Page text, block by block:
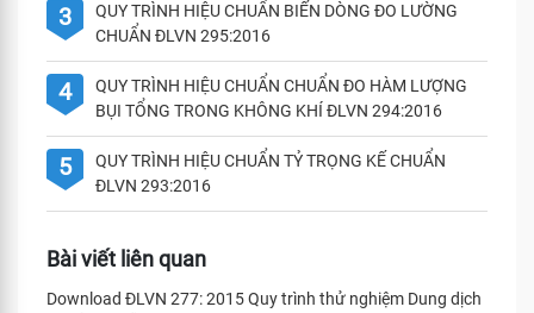
3
QUY TRÌNH HIỆU CHUẨN BIẾN DÒNG ĐO LƯỜNG
CHUẨN ĐLVN 295:2016
4
QUY TRÌNH HIỆU CHUẨN CHUẨN ĐO HÀM LƯỢNG
BỤI TỔNG TRONG KHÔNG KHÍ ĐLVN 294:2016
5
QUY TRÌNH HIỆU CHUẨN TỶ TRỌNG KẾ CHUẨN
ĐLVN 293:2016
Bài viết liên quan
Download ĐLVN 277: 2015 Quy trình thử nghiệm Dung dịch